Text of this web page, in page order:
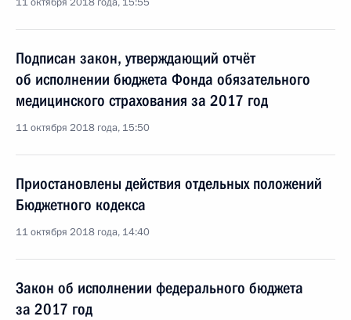
Подписан закон, утверждающий отчёт
об исполнении бюджета Фонда обязательного
медицинского страхования за 2017 год
11 октября 2018 года, 15:50
Приостановлены действия отдельных положений
Бюджетного кодекса
11 октября 2018 года, 14:40
Закон об исполнении федерального бюджета
за 2017 год